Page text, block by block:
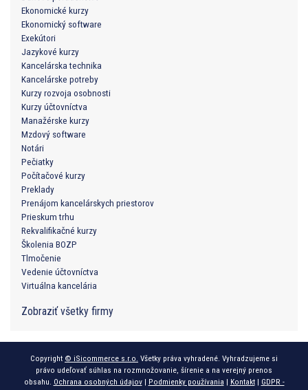
Ekonomické kurzy
Ekonomický software
Exekútori
Jazykové kurzy
Kancelárska technika
Kancelárske potreby
Kurzy rozvoja osobnosti
Kurzy účtovníctva
Manažérske kurzy
Mzdový software
Notári
Pečiatky
Počítačové kurzy
Preklady
Prenájom kancelárskych priestorov
Prieskum trhu
Rekvalifikačné kurzy
Školenia BOZP
Tlmočenie
Vedenie účtovníctva
Virtuálna kancelária
Zobraziť všetky firmy
Copyright © iSicommerce s.r.o. Všetky práva vyhradené. Vyhradzujeme si
právo udeľovať súhlas na rozmnožovanie, šírenie a na verejný prenos
obsahu. Ochrana osobných údajov| Podmienky používania | Kontakt| GDPR -